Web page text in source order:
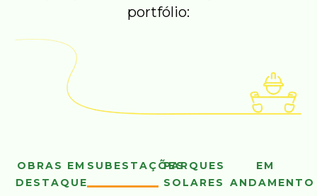
portfólio:
OBRAS EM
DESTAQUE
SUBESTAÇÕESPARQUES
SOLARES
EM
ANDAMENTO